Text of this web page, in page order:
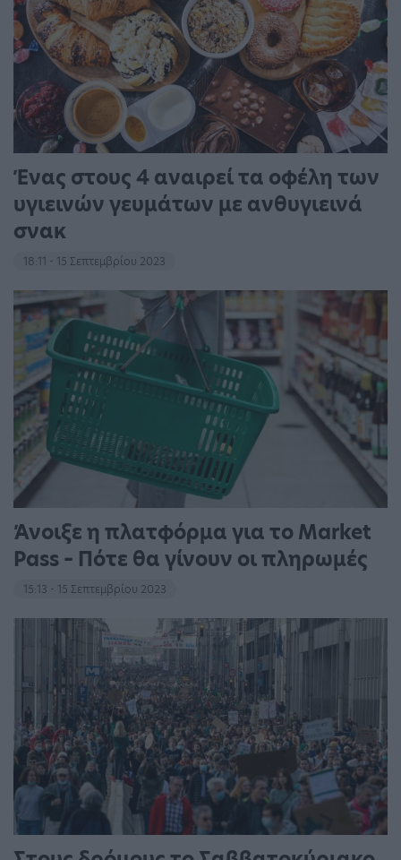
Ένας στους 4 αναιρεί τα οφέλη των
υγιεινών γευμάτων με ανθυγιεινά
σνακ
18:11 - 15 Σεπτεμβρίου 2023
Άνοιξε η πλατφόρμα για το Market
Pass – Πότε θα γίνουν οι πληρωμές
15:13 - 15 Σεπτεμβρίου 2023